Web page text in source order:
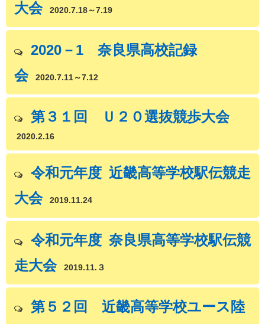
大会
2020.7.18～7.19
2020－1 奈良県高校記録
会
2020.7.11～7.12
第３１回 Ｕ２０選抜競歩大会
2020.2.16
令和元年度 近畿高等学校駅伝競走
大会
2019.11.24
令和元年度 奈良県高等学校駅伝競
走大会
2019.11.３
第５２回 近畿高等学校ユース陸